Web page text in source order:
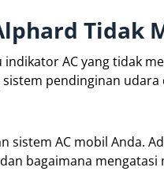
Tidak
AC yang tidak
pendinginan udara
sistem AC mobil Anda.
bagaimana mengatasi